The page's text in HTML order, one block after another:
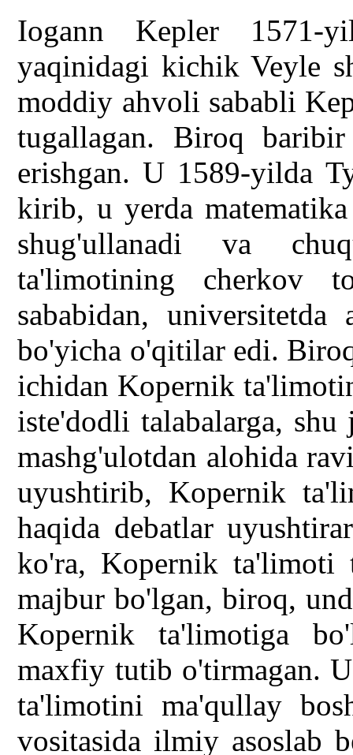
Iogann Kepler 1571-
yaqinidagi kichik Veyle
moddiy ahvoli sababli
tugallagan. Biroq
erishgan. U 1589-yilda
kirib, u yerda
shug'ullanadi va
ta'limotining cherkov
sababidan,
bo'yicha o'qitilar edi.
ichidan Kopernik
iste'dodli talabalarga,
mashg'ulotdan alohida
uyushtirib, Kopernik
haqida debatlar
ko'ra, Kopernik ta'limoti
majbur bo'lgan, biroq,
Kopernik ta'limotiga
maxfiy tutib o'tirmagan.
ta'limotini ma'qullay
vositasida ilmiy asoslab